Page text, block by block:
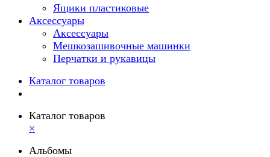
Ящики пластиковые
Аксессуары
Аксессуары
Мешкозашивочные машинки
Перчатки и рукавицы
Каталог товаров
Каталог товаров
×
Альбомы